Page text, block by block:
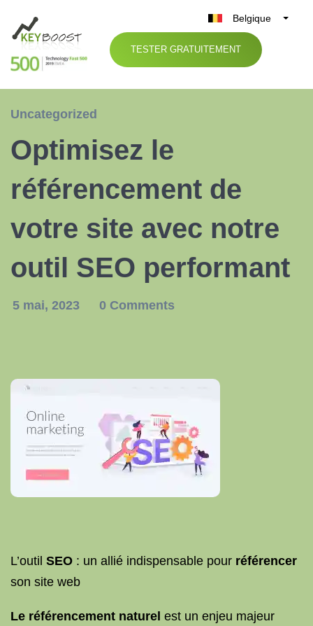
Belgique
België
Nederland
TESTER GRATUITEMENT
Uncategorized
Optimisez le
référencement de
votre site avec notre
outil SEO performant
5 mai, 2023 0 Comments
L’outil SEO : un allié indispensable pour référencer
son site web
Le référencement naturel est un enjeu majeur